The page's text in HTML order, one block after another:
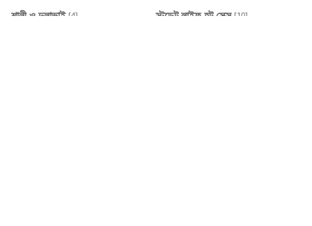
শালী ও দুলাভাই [4] স্টুডেন্ট লাইফ হট সেক্স [10]